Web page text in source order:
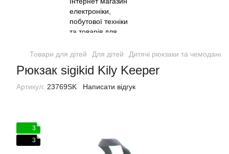
Товари для дітей Для дітей Дитячі рюкзаки та чемодани
Рюкзак sigikid Kily Keeper
Артикул: 23769SK Написати відгук
3
3